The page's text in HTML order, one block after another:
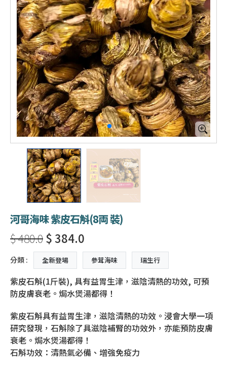
河哥海味 紫皮石斛(8両 裝)
$ 480.0$ 384.0
分類 : 全新登場 參茸海味 瑞生行
紫皮石斛(1斤裝), 具有益胃生津，滋陰清熱的功效, 可預
防皮膚衰老。焗水煲湯都得！
紫皮石斛具有益胃生津，滋陰清熱的功效。浸會大學一項
研究發現，石斛除了具滋陰補腎的功效外，亦能預防皮膚
衰老。焗水煲湯都得！
石斛功效：清熱氣必備、增強免疫力